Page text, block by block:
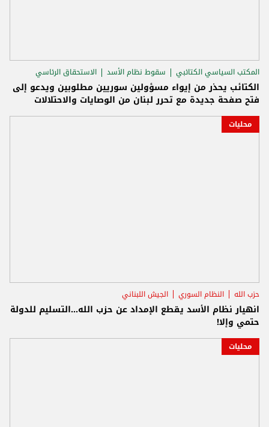
المكتب السياسي الكتائبي سقوط نظام الأسد الاستحقاق الرئاسي
الكتائب يحذر من إيواء مسؤولين سوريين مطلوبين ويدعو إلى
فتح صفحة جديدة مع تحرر لبنان من الوصايات والاحتلالات
محليات
حزب الله النظام السوري الجيش اللبناني
انهيار نظام الأسد يقطع الإمداد عن حزب الله...التسليم للدولة
حتمي وإلا!
محليات